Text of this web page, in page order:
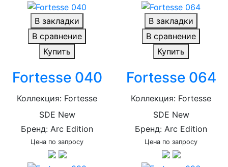
В закладки
В сравнение
Купить
Fortesse 040
Коллекция: Fortesse
SDE New
Бренд: Arc Edition
Цена по запросу
В закладки
В сравнение
Купить
Fortesse 064
Коллекция: Fortesse
SDE New
Бренд: Arc Edition
Цена по запросу